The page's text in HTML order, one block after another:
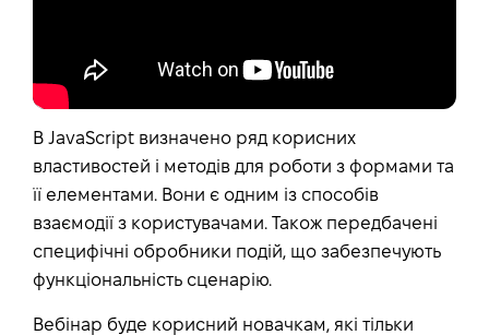
В JavaScript визначено ряд корисних
властивостей і методів для роботи з формами та
її елементами. Вони є одним із способів
взаємодії з користувачами. Також передбачені
специфічні обробники подій, що забезпечують
функціональність сценарію.
Вебінар буде корисний новачкам, які тільки